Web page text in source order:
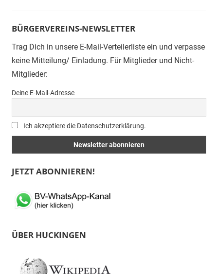
BÜRGERVEREINS-NEWSLETTER
Trag Dich in unsere E-Mail-Verteilerliste ein und verpasse
keine Mitteilung/ Einladung. Für Mitglieder und Nicht-
Mitglieder:
Deine E-Mail-Adresse
Ich akzeptiere die Datenschutzerklärung.
JETZT ABONNIEREN!
ÜBER HUCKINGEN